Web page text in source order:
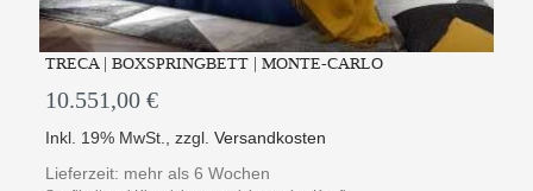
TRECA | BOXSPRINGBETT | MONTE-CARLO
10.551,00 €
Inkl. 19% MwSt.,zzgl.Versandkosten
Lieferzeit: mehr als 6 Wochen